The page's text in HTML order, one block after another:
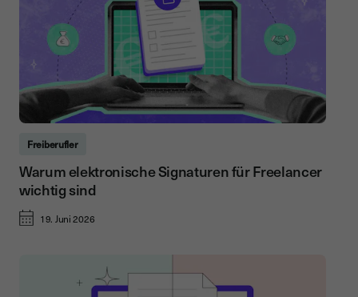
Freiberufler
Warum elektronische Signaturen für Freelancer
wichtig sind
19. Juni 2026